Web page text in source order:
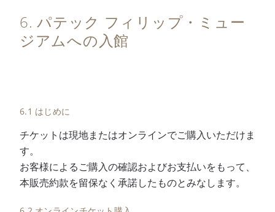
6. パテック フィリップ・ミュー
ジアムへの入館
6.1 はじめに
チケットは現地またはオンラインでご購入いただけま
す。
お客様によるご購入の確認およびお支払いをもって、
本販売約款を留保なく承諾したものとみなします。